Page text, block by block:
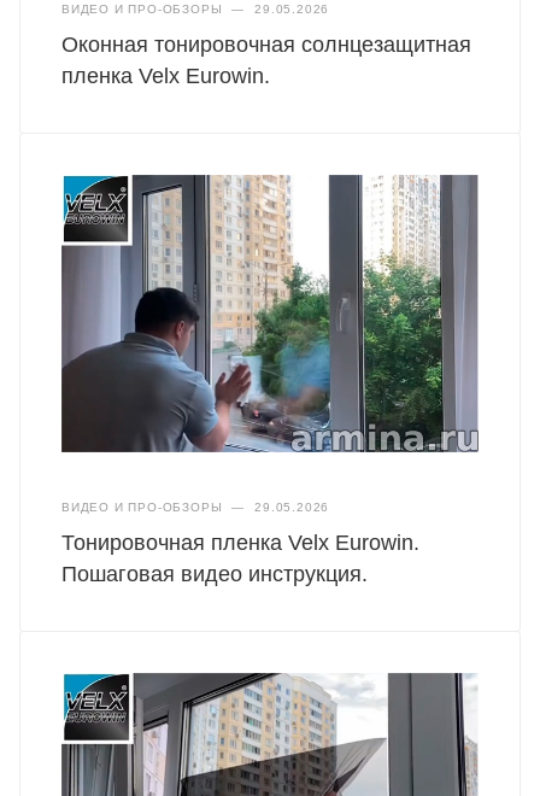
ВИДЕО И ПРО-ОБЗОРЫ — 29.05.2026
Оконная тонировочная солнцезащитная
пленка Velx Eurowin.
ВИДЕО И ПРО-ОБЗОРЫ — 29.05.2026
Тонировочная пленка Velx Eurowin.
Пошаговая видео инструкция.